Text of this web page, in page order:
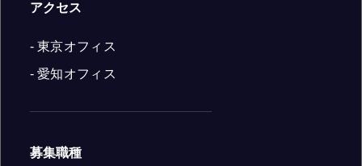
アクセス
- 東京オフィス
- 愛知オフィス
募集職種